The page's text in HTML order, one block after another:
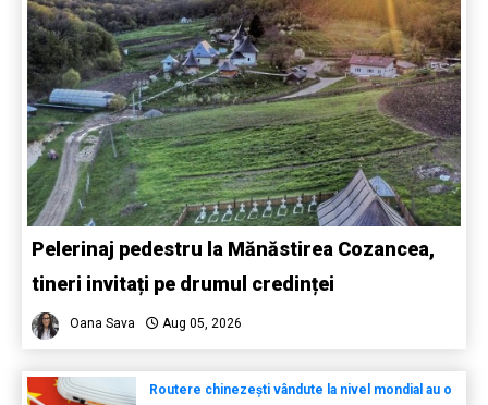
Pelerinaj pedestru la Mănăstirea Cozancea,
tineri invitați pe drumul credinței
Oana Sava Aug 05, 2026
Routere chinezești vândute la nivel mondial au o